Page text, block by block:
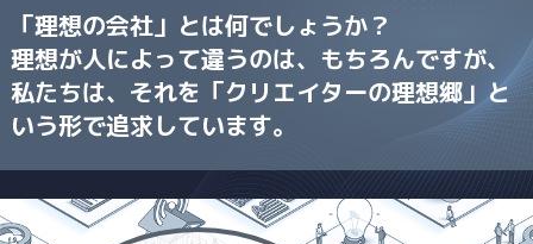
「理想の会社」とは何でしょうか？
理想が人によって違うのは、もちろんですが、
私たちは、それを「クリエイターの理想郷」と
いう形で追求しています。